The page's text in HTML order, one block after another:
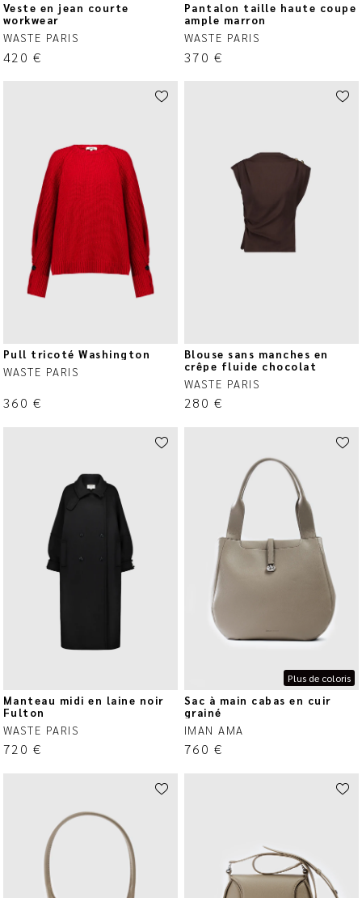
Veste en jean courte
workwear
WASTE PARIS
420 €
Pantalon taille haute coupe
ample marron
WASTE PARIS
370 €
Pull tricoté Washington
WASTE PARIS
360 €
Blouse sans manches en
crêpe fluide chocolat
WASTE PARIS
280 €
Manteau midi en laine noir
Fulton
WASTE PARIS
720 €
Plus de coloris
Sac à main cabas en cuir
grainé
IMAN AMA
760 €